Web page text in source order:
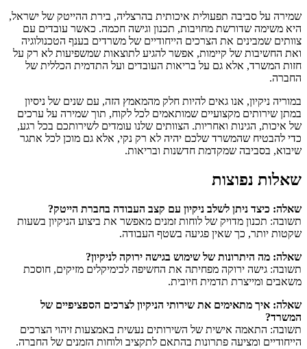
שמירה על סביבה תפעולית איכותית בהרצליה, בירת ההייטק של ישראל,
היא משימה שדורשת מחויבות, תכנון וגישה חכמה. כאשר עובדים עם
צוותים שמבינים את הצרכים הייחודיים של משרדים בענף הטכנולוגיה
ואת החשיבות של קיימות, אפשר להגיע לתוצאות שמשפיעות לא רק על
חזות המשרד, אלא גם על בריאות העובדים ועל התדמית הכללית של
החברה.
במוריה ניקיון, אנו גאים להיות חלק מהמאמץ הזה, עם שנים של ניסיון
במתן שירותים מקצועיים שמותאמים לכל לקוח, תוך שמירה על ערכים
של איכות, הגינות ואחריות. הצוותים שלנו עומדים לשירותכם בכל רגע,
כדי להבטיח שהמשרד שלכם יהיה לא רק נקי, אלא גם מוכן לכל אתגר
שיבוא, בסביבה שמקדמת חדשנות ובריאות.
שאלות נפוצות
שאלה: כיצד ניתן לשלב ניקיון עם קצב העבודה בחברת הייטק?
תשובה: תכנון מדויק של לוחות זמנים מאפשר את ביצוע הניקיון בשעות
שקטות יותר, כך שאין פגיעה בשטף העבודה.
שאלה: מה היתרונות של שימוש בגישה ירוקה לניקיון?
תשובה: גישה ירוקה מפחיתה את החשיפה לכימיקלים מזיקים, חוסכת
משאבים ומייצרת תדמית חיובית.
שאלה: איך מתאימים את שירותי הניקיון לצרכים הספציפיים של
המשרד?
תשובה: התאמה אישית של השירותים נעשית באמצעות זיהוי הצרכים
הייחודיים ומציעה פתרונות בהתאם לתקציב ולוחות הזמנים של החברה.